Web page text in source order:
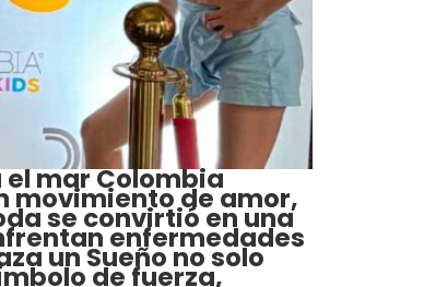
el mar Colombia
movimiento de amor,
se convirtió en una
enfermedades
un Sueño no solo
de fuerza,